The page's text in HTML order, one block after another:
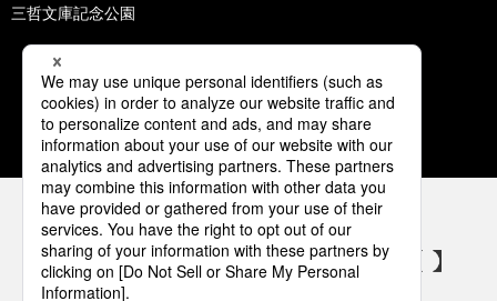
三哲文庫記念公園
1 2 3 4 5
パナソニックの電気設備 SNSアカウント